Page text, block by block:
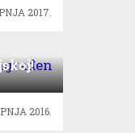
2017.
2016.